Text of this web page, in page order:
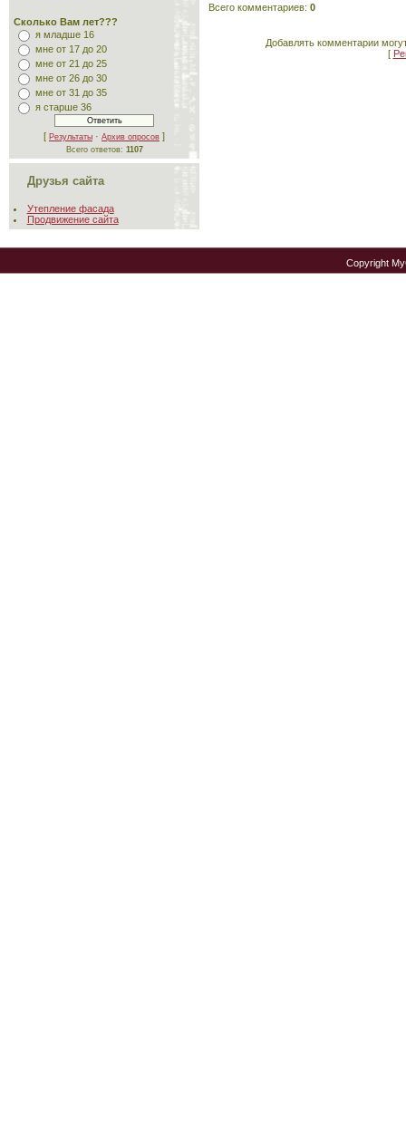
Сколько Вам лет???
я младше 16
мне от 17 до 20
мне от 21 до 25
мне от 26 до 30
мне от 31 до 35
я старше 36
[ Результаты · Архив опросов ]
Всего ответов: 1107
Друзья сайта
Утепление фасада
Продвижение сайта
Всего комментариев: 0
Добавлять комментарии
[
Copyright